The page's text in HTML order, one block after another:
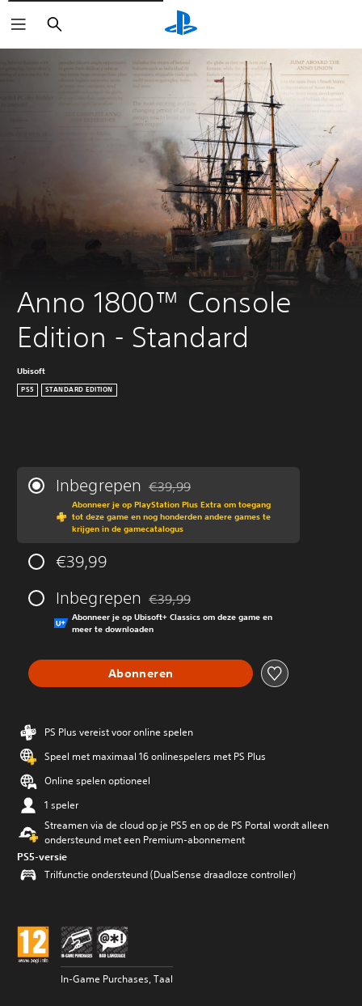
Zoeken
Anno 1800™ Console
Edition - Standard
Ubisoft
PS5 STANDARD EDITION
Inbegrepen Korting ten opzichte van de
€39,99
Abonneer je op PlayStation Plus Extra om toegang
tot deze game en nog honderden andere games te
krijgen in de gamecatalogus
€39,99
Inbegrepen Korting ten opzichte van de
€39,99
Abonneer je op Ubisoft+ Classics om deze game en
meer te downloaden
Abonneren
PS Plus vereist voor online spelen
Speel met maximaal 16 onlinespelers met PS Plus
Online spelen optioneel
1 speler
Streamen via de cloud op je PS5 en op de PS Portal wordt alleen
ondersteund met een Premium-abonnement
PS5-versie
Trilfunctie ondersteund (DualSense draadloze controller)
In-Game Purchases, Taal